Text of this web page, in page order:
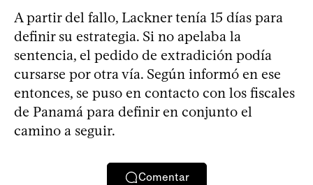
A partir del fallo, Lackner tenía 15 días para
definir su estrategia. Si no apelaba la
sentencia, el pedido de extradición podía
cursarse por otra vía. Según informó en ese
entonces, se puso en contacto con los fiscales
de Panamá para definir en conjunto el
camino a seguir.
Comentar